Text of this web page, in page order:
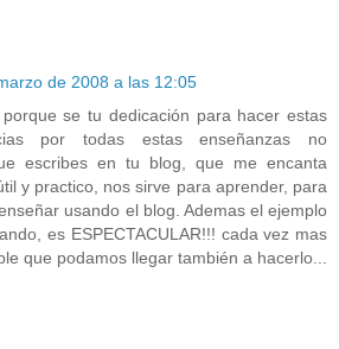
de 2008 a las 12:05
se tu dedicación para hacer estas
por todas estas enseñanzas no
escribes en tu blog, que me encanta
y practico, nos sirve para aprender, para
usando el blog. Ademas el ejemplo
es ESPECTACULAR!!! cada vez mas
que podamos llegar también a hacerlo...